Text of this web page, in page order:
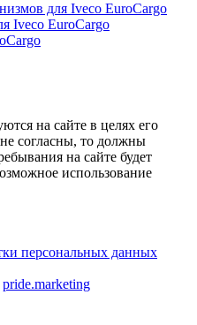
для Iveco EuroCargo
Iveco EuroCargo
на сайте в целях его
согласны, то должны
на сайте будет
использование
персональных данных
pride.marketing